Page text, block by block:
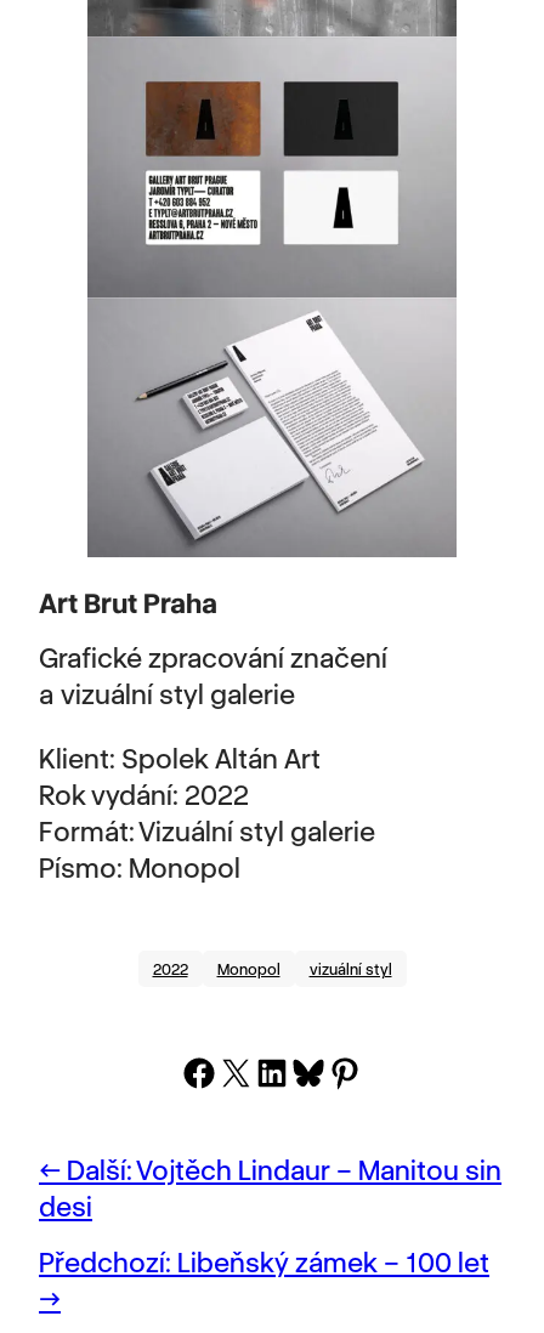
Art Brut Praha
Grafické zpracování značení
a vizuální styl galerie
Klient: Spolek Altán Art
Rok vydání: 2022
Formát: Vizuální styl galerie
Písmo: Monopol
2022 Monopol vizuální styl
Share on Facebook
Share on X Share on LinkedIn
Share on BlueskyShare on Pinterest
Další:Vojtěch Lindaur – Manitou sin
desi
Předchozí: Libeňský zámek – 100 let